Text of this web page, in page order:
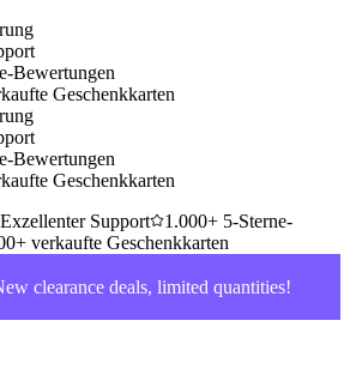
Bewertungen
Geschenkkarten
Bewertungen
Geschenkkarten
Exzellenter Support
1.000+ 5-Sterne-
verkaufte Geschenkkarten
clearance deals, limited quantities!